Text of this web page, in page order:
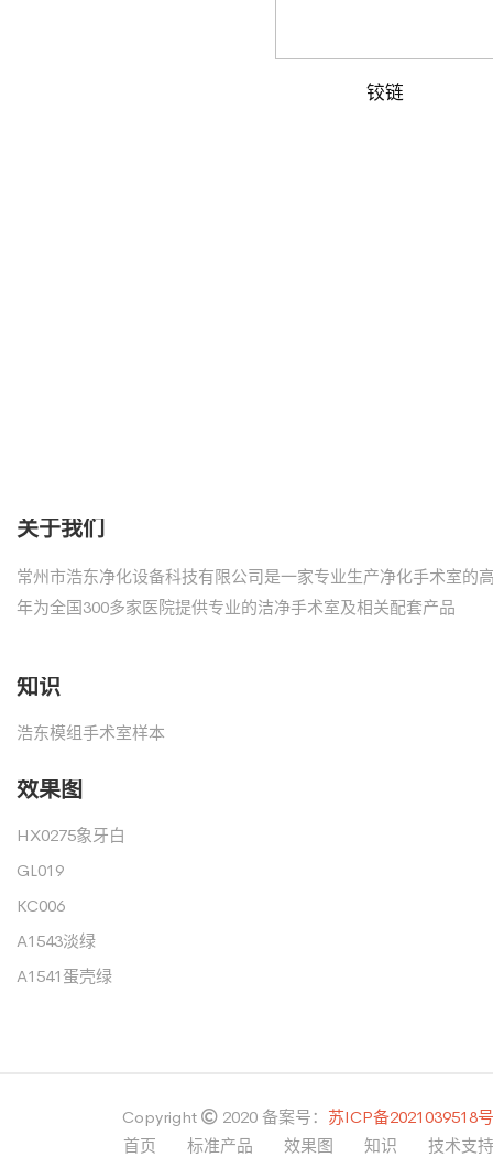
关于我们
常州市浩东净化设备科技有限公司是一家专业生产净化手术室的
年为全国300多家医院提供专业的洁净手术室及相关配套产品
知识
浩东模组手术室样本
效果图
HX0275象牙白
GL019
KC006
A1543淡绿
A1541蛋壳绿
Copyright 2020 备案号： 苏ICP备2021039518号
首页
标准产品 效果图 知识 技术支持